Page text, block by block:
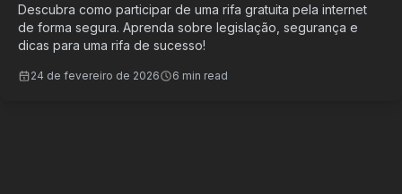
Descubra como participar de uma rifa gratuita pela internet
de forma segura. Aprenda sobre legislação, segurança e
dicas para uma rifa de sucesso!
24 de fevereiro de 2026 6 min read